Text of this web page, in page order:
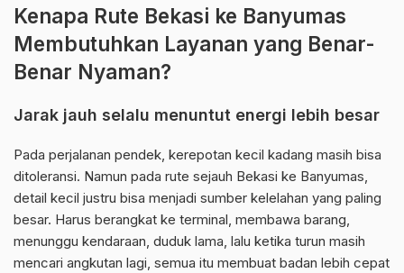
Kenapa Rute Bekasi ke Banyumas
Membutuhkan Layanan yang Benar-
Benar Nyaman?
Jarak jauh selalu menuntut energi lebih besar
Pada perjalanan pendek, kerepotan kecil kadang masih bisa
ditoleransi. Namun pada rute sejauh Bekasi ke Banyumas,
detail kecil justru bisa menjadi sumber kelelahan yang paling
besar. Harus berangkat ke terminal, membawa barang,
menunggu kendaraan, duduk lama, lalu ketika turun masih
mencari angkutan lagi, semua itu membuat badan lebih cepat